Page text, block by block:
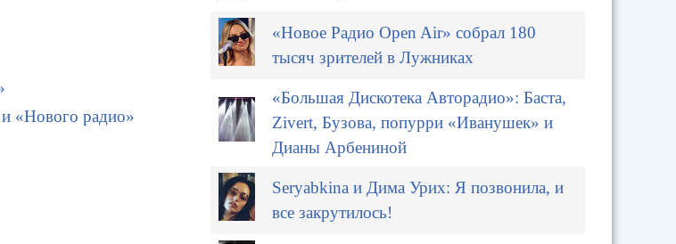
«Нового радио»
«Новое Радио Open Air» собрал 180
тысяч зрителей в Лужниках
«Большая Дискотека Авторадио»: Баста,
Zivert, Бузова, попурри «Иванушек» и
Дианы Арбениной
Seryabkina и Дима Урих: Я позвонила, и
все закрутилось!